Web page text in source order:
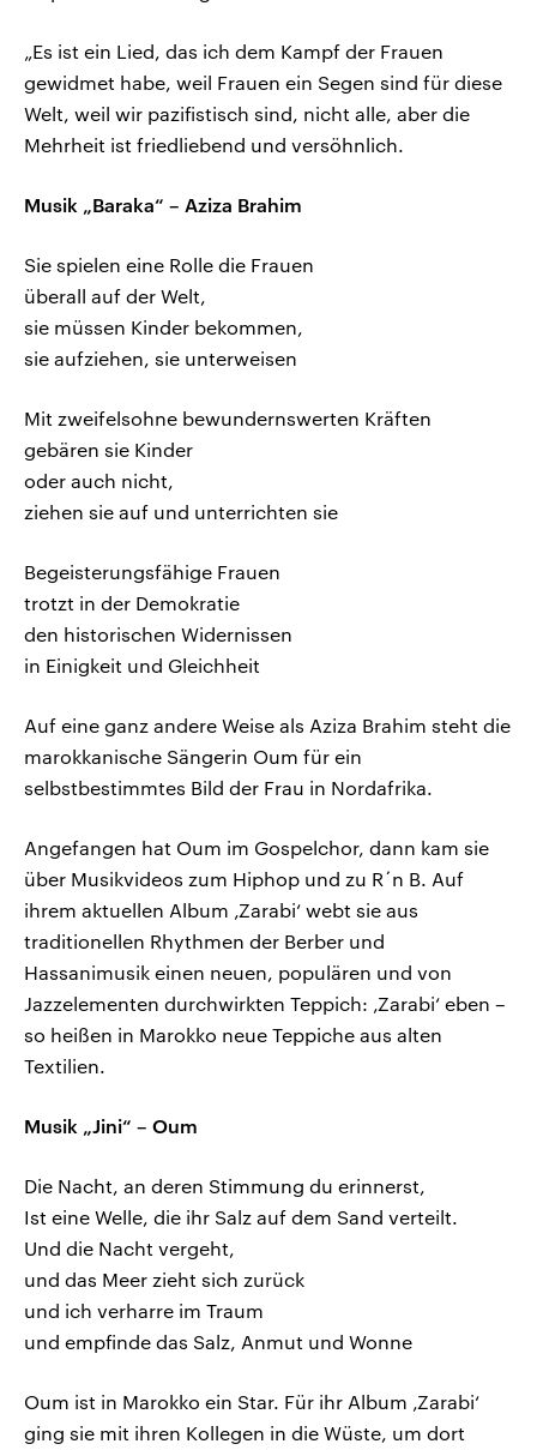
„Es ist ein Lied, das ich dem Kampf der Frauen
gewidmet habe, weil Frauen ein Segen sind für diese
Welt, weil wir pazifistisch sind, nicht alle, aber die
Mehrheit ist friedliebend und versöhnlich.
Musik „Baraka“ – Aziza Brahim
Sie spielen eine Rolle die Frauen
überall auf der Welt,
sie müssen Kinder bekommen,
sie aufziehen, sie unterweisen
Mit zweifelsohne bewundernswerten Kräften
gebären sie Kinder
oder auch nicht,
ziehen sie auf und unterrichten sie
Begeisterungsfähige Frauen
trotzt in der Demokratie
den historischen Widernissen
in Einigkeit und Gleichheit
Auf eine ganz andere Weise als Aziza Brahim steht die
marokkanische Sängerin Oum für ein
selbstbestimmtes Bild der Frau in Nordafrika.
Angefangen hat Oum im Gospelchor, dann kam sie
über Musikvideos zum Hiphop und zu R´n B. Auf
ihrem aktuellen Album ‚Zarabi‘ webt sie aus
traditionellen Rhythmen der Berber und
Hassanimusik einen neuen, populären und von
Jazzelementen durchwirkten Teppich: ‚Zarabi‘ eben –
so heißen in Marokko neue Teppiche aus alten
Textilien.
Musik „Jini“ – Oum
Die Nacht, an deren Stimmung du erinnerst,
Ist eine Welle, die ihr Salz auf dem Sand verteilt.
Und die Nacht vergeht,
und das Meer zieht sich zurück
und ich verharre im Traum
und empfinde das Salz, Anmut und Wonne
Oum ist in Marokko ein Star. Für ihr Album ‚Zarabi‘
ging sie mit ihren Kollegen in die Wüste, um dort